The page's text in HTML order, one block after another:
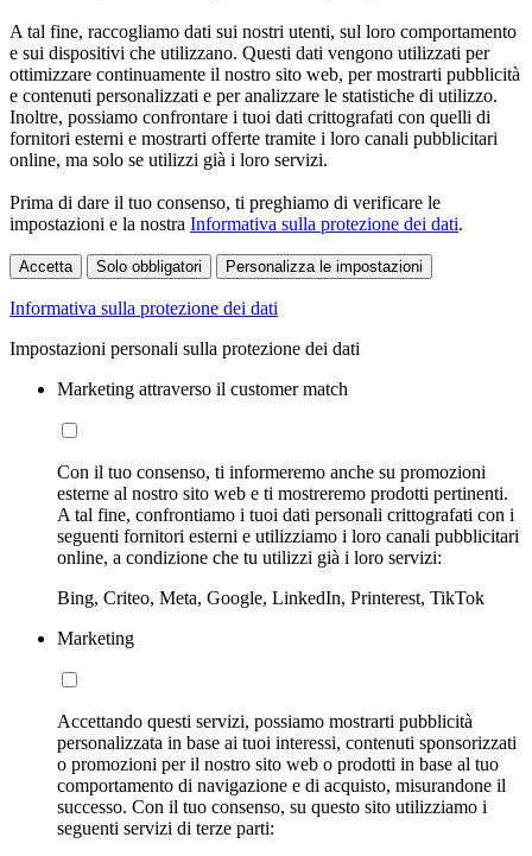
A tal fine, raccogliamo dati sui nostri utenti, sul loro comportamento
e sui dispositivi che utilizzano. Questi dati vengono utilizzati per
ottimizzare continuamente il nostro sito web, per mostrarti pubblicità
e contenuti personalizzati e per analizzare le statistiche di utilizzo.
Inoltre, possiamo confrontare i tuoi dati crittografati con quelli di
fornitori esterni e mostrarti offerte tramite i loro canali pubblicitari
online, ma solo se utilizzi già i loro servizi.
Prima di dare il tuo consenso, ti preghiamo di verificare le
impostazioni e la nostra Informativa sulla protezione dei dati.
Accetta Solo obbligatori Personalizza le impostazioni
Informativa sulla protezione dei dati
Impostazioni personali sulla protezione dei dati
Marketing attraverso il customer match
Con il tuo consenso, ti informeremo anche su promozioni
esterne al nostro sito web e ti mostreremo prodotti pertinenti.
A tal fine, confrontiamo i tuoi dati personali crittografati con i
seguenti fornitori esterni e utilizziamo i loro canali pubblicitari
online, a condizione che tu utilizzi già i loro servizi:
Bing, Criteo, Meta, Google, LinkedIn, Printerest, TikTok
Marketing
Accettando questi servizi, possiamo mostrarti pubblicità
personalizzata in base ai tuoi interessi, contenuti sponsorizzati
o promozioni per il nostro sito web o prodotti in base al tuo
comportamento di navigazione e di acquisto, misurandone il
successo. Con il tuo consenso, su questo sito utilizziamo i
seguenti servizi di terze parti: